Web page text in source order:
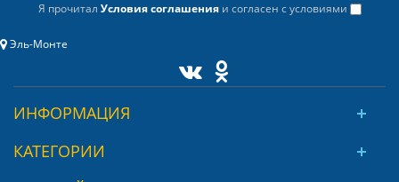
Я прочитал Условия соглашенияи согласен с условиями
Эль-Монте
ИНФОРМАЦИЯ
КАТЕГОРИИ